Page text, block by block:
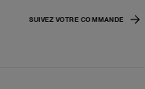
SUIVEZ VOTRE COMMANDE